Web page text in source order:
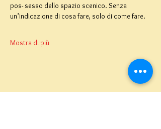
pos- sesso dello spazio scenico. Senza
un’indicazione di cosa fare, solo di come fare.
Mostra di più